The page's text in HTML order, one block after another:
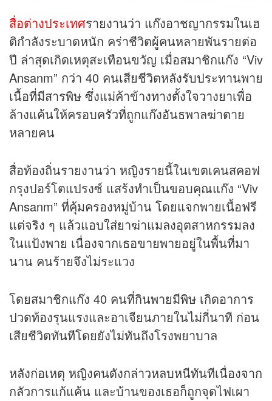
สื่อต่างประเทศรายงานว่า แก๊งอาชญากรรมในเฮ
ติกำลังระบาดหนัก คร่าชีวิตผู้คนหลายพันรายต่อ
ปี ล่าสุดเกิดเหตุสะเทือนขวัญ เมื่อสมาชิกแก๊ง “Viv
Ansanm” กว่า 40 คนเสียชีวิตหลังรับประทานพาย
เนื้อที่มีสารพิษ ซึ่งแม่ค้าข้างทางตั้งใจวางยาเพื่อ
ล้างแค้นให้ครอบครัวที่ถูกแก๊งอันธพาลฆ่าตาย
หลายคน
สื่อท้องถิ่นรายงานว่า หญิงรายนี้ในเขตเคนสคอฟ
กรุงปอร์โตแปรงซ์ แสร้งทำเป็นขอบคุณแก๊ง “Viv
Ansanm” ที่คุ้มครองหมู่บ้าน โดยแจกพายเนื้อฟรี
แต่จริง ๆ แล้วแอบใส่ยาฆ่าแมลงอุตสาหกรรมลง
ในแป้งพาย เนื่องจากเธอขายพายอยู่ในพื้นที่มา
นาน คนร้ายจึงไม่ระแวง
โดยสมาชิกแก๊ง 40 คนที่กินพายมีพิษ เกิดอาการ
ปวดท้องรุนแรงและอาเจียนภายในไม่กี่นาที ก่อน
เสียชีวิตทันทีโดยยังไม่ทันถึงโรงพยาบาล
หลังก่อเหตุ หญิงคนดังกล่าวหลบหนีทันทีเนื่องจาก
กลัวการแก้แค้น และบ้านของเธอก็ถูกจุดไฟเผา